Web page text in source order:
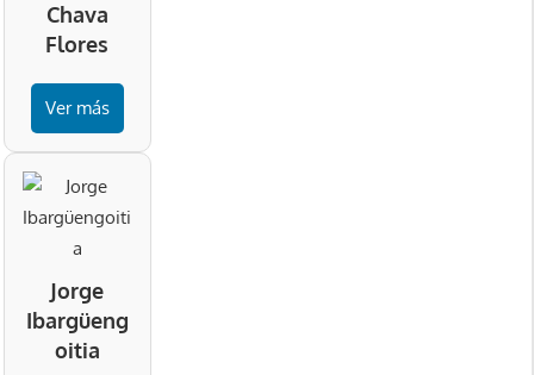
Chava
Flores
Ver más
Jorge
Ibargüeng
oitia